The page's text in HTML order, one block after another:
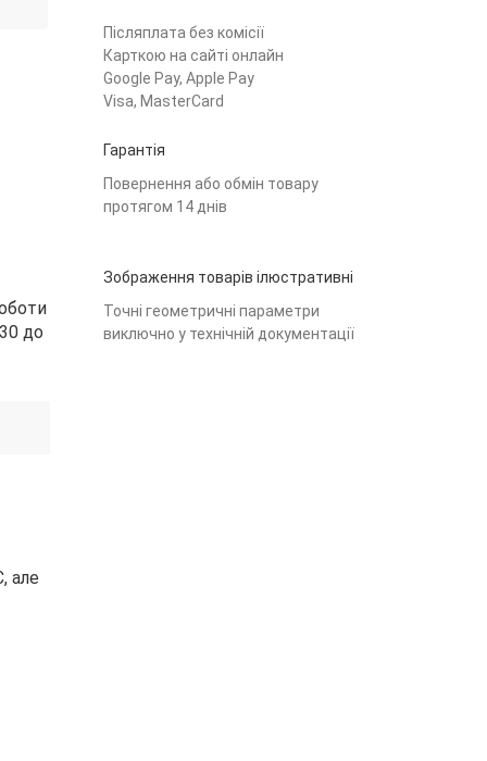
до
але
Післяплата без комісії
Карткою на сайті онлайн
Google Pay, Apple Pay
Visa, MasterCard
Гарантія
Повернення або обмін товару
протягом 14 днів
Зображення товарів ілюстративні
Точні геометричні параметри
виключно у технічній документації